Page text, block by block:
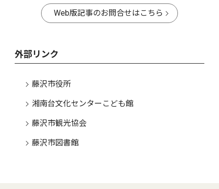
Web版記事のお問合せはこちら
外部リンク
藤沢市役所
湘南台文化センターこども館
藤沢市観光協会
藤沢市図書館